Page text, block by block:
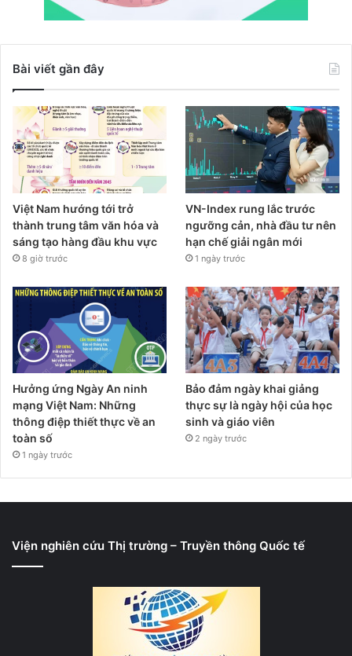
Bài viết gần đây
Việt Nam hướng tới trở
thành trung tâm văn hóa và
sáng tạo hàng đầu khu vực
8 giờ trước
VN-Index rung lắc trước
ngưỡng cản, nhà đầu tư nên
hạn chế giải ngân mới
1 ngày trước
Hưởng ứng Ngày An ninh
mạng Việt Nam: Những
thông điệp thiết thực về an
toàn số
1 ngày trước
Bảo đảm ngày khai giảng
thực sự là ngày hội của học
sinh và giáo viên
2 ngày trước
Viện nghiên cứu Thị trường – Truyền thông Quốc tế